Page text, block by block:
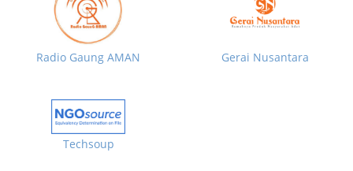
Radio Gaung AMAN Gerai Nusantara
Techsoup